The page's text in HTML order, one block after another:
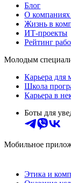
Блог
О
Жизнь в
ИТ-проекты
Рейтинг
Молодым
Карьера для
Школа
Карьера в
Боты для
Мобильное
Этика и